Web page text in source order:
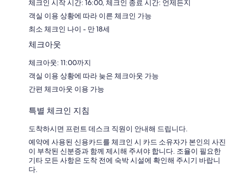
체크인 시작 시간: 16:00, 체크인 종료 시간: 언제든지
객실 이용 상황에 따라 이른 체크인 가능
최소 체크인 나이 - 만 18세
체크아웃
체크아웃: 11:00까지
객실 이용 상황에 따라 늦은 체크아웃 가능
간편 체크아웃 이용 가능
특별 체크인 지침
도착하시면 프런트 데스크 직원이 안내해 드립니다.
예약에 사용된 신용카드를 체크인 시 카드 소유자가 본인의 사진
이 부착된 신분증과 함께 제시해 주셔야 합니다. 조율이 필요한
기타 모든 사항은 도착 전에 숙박 시설에 확인해 주시기 바랍니
다.